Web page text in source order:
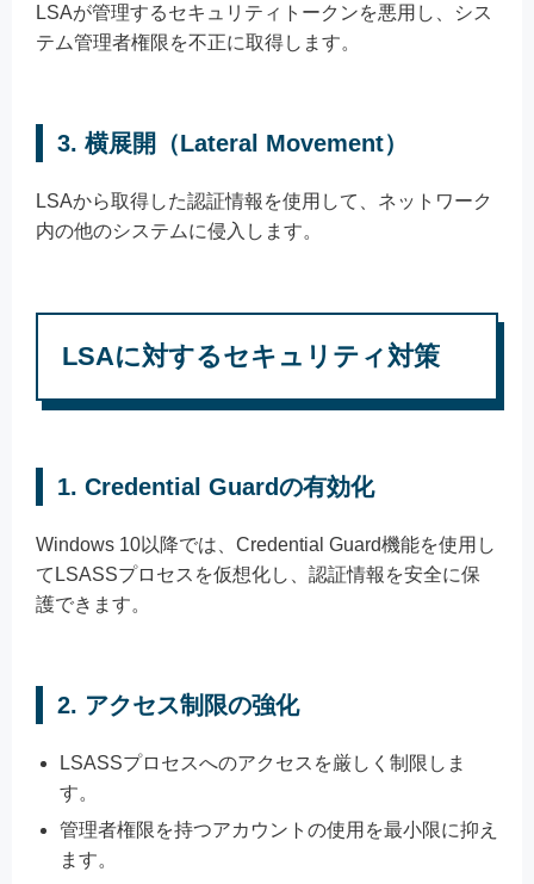
LSAが管理するセキュリティトークンを悪用し、シス
テム管理者権限を不正に取得します。
3. 横展開（Lateral Movement）
LSAから取得した認証情報を使用して、ネットワーク
内の他のシステムに侵入します。
LSAに対するセキュリティ対策
1. Credential Guardの有効化
Windows 10以降では、Credential Guard機能を使用し
てLSASSプロセスを仮想化し、認証情報を安全に保
護できます。
2. アクセス制限の強化
LSASSプロセスへのアクセスを厳しく制限しま
す。
管理者権限を持つアカウントの使用を最小限に抑え
ます。